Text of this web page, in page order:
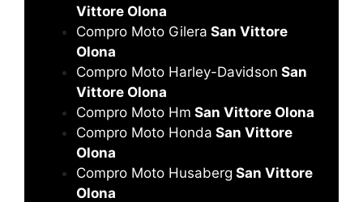
Vittore Olona
Compro Moto Gilera San Vittore
Olona
Compro Moto Harley-Davidson San
Vittore Olona
Compro Moto Hm San Vittore Olona
Compro Moto Honda San Vittore
Olona
Compro Moto Husaberg San Vittore
Olona